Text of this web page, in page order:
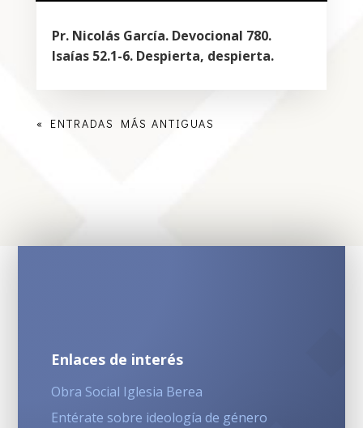
Pr. Nicolás García. Devocional 780.
Isaías 52.1-6. Despierta, despierta.
« ENTRADAS MÁS ANTIGUAS
Enlaces de interés
Obra Social Iglesia Berea
Entérate sobre ideología de género